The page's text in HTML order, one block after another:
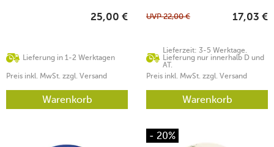
Lieferung in 1-2 Werktagen
25,00 €
Preis inkl. MwSt. zzgl. Versand
Warenkorb
Lieferzeit: 3-5 Werktage.
Lieferung nur innerhalb D und
AT.
UVP22,00 € 17,03 €
Preis inkl. MwSt. zzgl. Versand
Warenkorb
- 20%